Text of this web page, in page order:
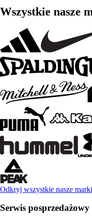
Wszystkie nasze
Odkryj wszystkie nasze marki
Serwis